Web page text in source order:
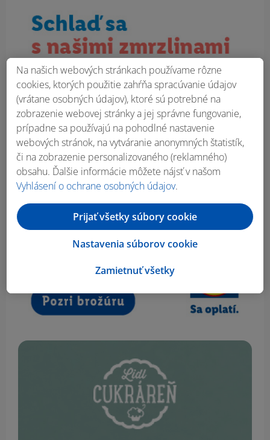
Na našich webových stránkach používame rôzne
cookies, ktorých použitie zahŕňa spracúvanie údajov
(vrátane osobných údajov), ktoré sú potrebné na
zobrazenie webovej stránky a jej správne fungovanie,
prípadne sa používajú na pohodlné nastavenie
webových stránok, na vytváranie anonymných štatistík,
či na zobrazenie personalizovaného (reklamného)
obsahu. Ďalšie informácie môžete nájsť v našom
Vyhlásení o ochrane osobných údajov.
Zamietnuť všetky
Nastavenia súborov cookie
Prijať všetky súbory cookie